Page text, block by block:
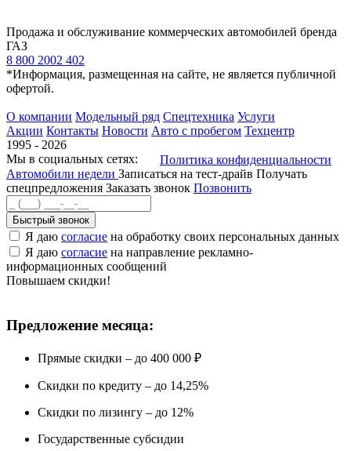
Продажа и обслуживание коммерческих автомобилей бренда
ГАЗ
8 800 2002 402
*Информация, размещенная на сайте, не является публичной
офертой.
О компании Модельный ряд Спецтехника Услуги
Акции Контакты Новости Авто с пробегом Техцентр
1995 - 2026
Мы в социальных сетях:
Политика конфиденциальности
Автомобили недели Записаться на тест-драйв Получать
спецпредложения Заказать звонок Позвонить
Быстрый звонок
Я даю согласие на обработку своих персональных данных
Я даю согласие на направление рекламно-
информационных сообщений
Повышаем скидки!
Предложение месяца:
Прямые скидки – до 400 000 ₽
Скидки по кредиту – до 14,25%
Скидки по лизингу – до 12%
Государственные субсидии